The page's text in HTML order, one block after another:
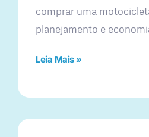
comprar uma
planejamento e
Leia Mais »